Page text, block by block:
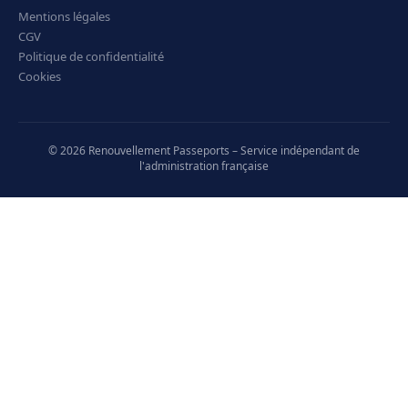
Mentions légales
CGV
Politique de confidentialité
Cookies
© 2026 Renouvellement Passeports – Service indépendant de
l'administration française